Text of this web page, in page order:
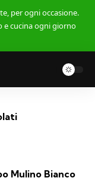
per ogni occasione.
e cucina ogni giorno
Mulino Bianco